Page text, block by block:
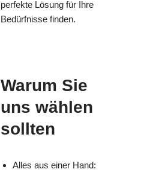
perfekte Lösung für Ihre
Bedürfnisse finden.
Warum Sie
uns wählen
sollten
Alles aus einer Hand: